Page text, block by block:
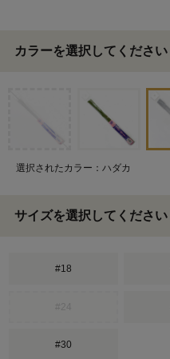
カラーを選択してください
選択されたカラー：ハダカ
サイズを選択してください
#18
#30